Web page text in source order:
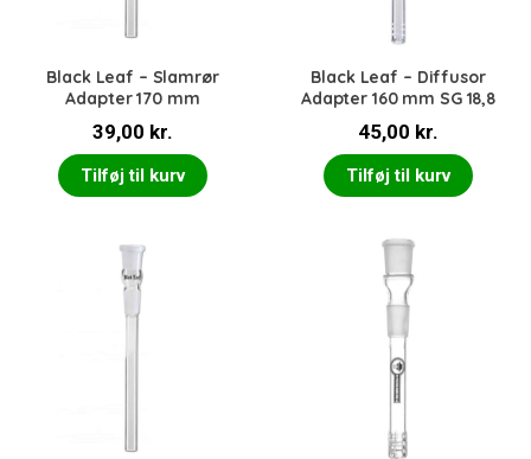
Black Leaf – Slamrør
Adapter 170 mm
39,00 kr.
Tilføj til kurv
Black Leaf – Diffusor
Adapter 160 mm SG 18,8
45,00 kr.
Tilføj til kurv